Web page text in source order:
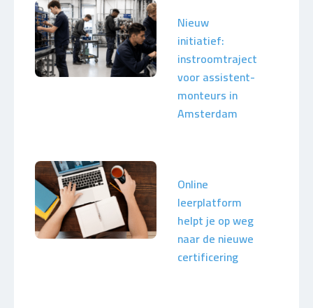
Nieuw
initiatief:
instroomtraject
voor assistent-
monteurs in
Amsterdam
Online
leerplatform
helpt je op weg
naar de nieuwe
certificering